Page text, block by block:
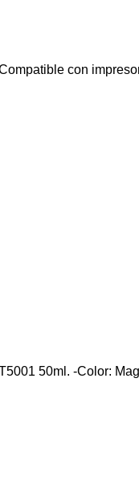
con
50ml. -Color: